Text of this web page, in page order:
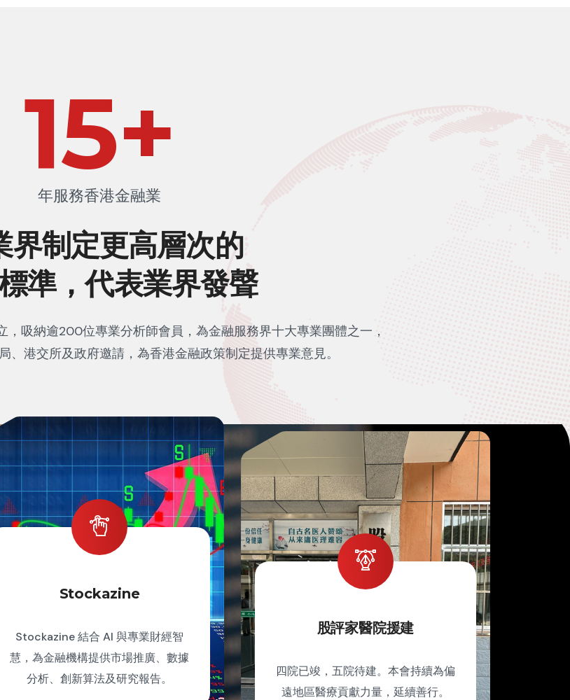
23+
年服務香港金融業
界制定更高層次的
準，代表業界發聲
吸納逾200位專業分析師會員，為金融服務界十大專業團體之一，
、港交所及政府邀請，為香港金融政策制定提供專業意見。
Stockazine
Stockazine 結合 AI 與專業財經智
慧，為金融機構提供市場推廣、數據
分析、創新算法及研究報告。
股評家醫院援建
四院已竣，五院待建。本會持續為偏
遠地區醫療貢獻力量，延續善行。